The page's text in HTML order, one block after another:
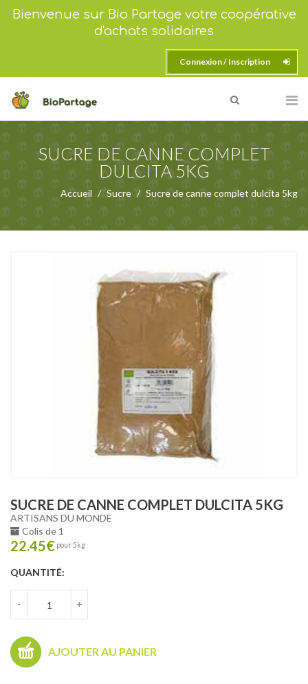
Bienvenue sur Bio Partage votre coopérative
d'achats solidaires
Connexion / Inscription
SUCRE DE CANNE COMPLET
DULCITA 5KG
Accueil Sucre Sucre de canne complet dulcita 5kg
SUCRE DE CANNE COMPLET DULCITA 5KG
ARTISANS DU MONDE
Colis de 1
22.45€ pour 5kg
QUANTITÉ:
- +
AJOUTER AU PANIER